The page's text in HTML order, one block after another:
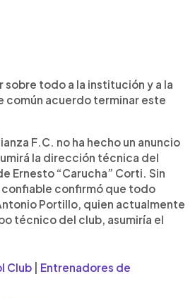
sobre todo a la institución y a la
común acuerdo terminar este
F.C. no ha hecho un anuncio
la dirección técnica del
Ernesto “Carucha” Corti. Sin
confirmó que todo
Portillo, quien actualmente
técnico del club, asumiría el
Club
Entrenadores de